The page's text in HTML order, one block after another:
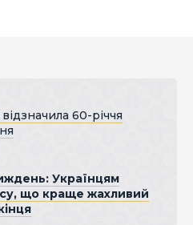
60-річчя
Українцям
що краще жахливий